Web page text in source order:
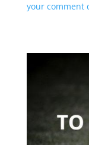
your comment